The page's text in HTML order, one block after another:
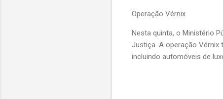
Operação Vérnix
Nesta quinta, o Ministério
Justiça. A operação Vérnix
incluindo automóveis de